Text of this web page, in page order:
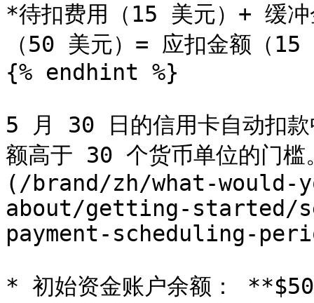
*待扣费用（15 美元）+ 缓
（50 美元）= 应扣金额（
{% endhint %}
5 月 30 日的信用卡自动扣
额高于 30 个货币单位的门
(/brand/zh/what-
about/getting-started/
payment-scheduling-
* 初始资金账户余额：